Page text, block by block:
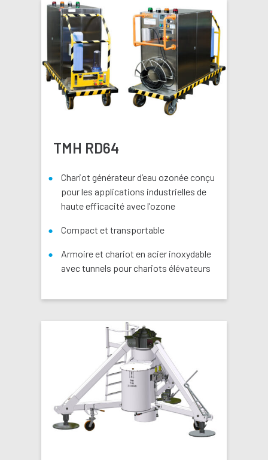
TMH RD64
Chariot générateur d’eau ozonée conçu
pour les applications industrielles de
haute efficacité avec l'ozone
Compact et transportable
Armoire et chariot en acier inoxydable
avec tunnels pour chariots élévateurs